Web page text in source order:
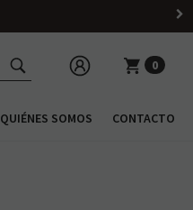
0
QUIÉNES SOMOS CONTACTO